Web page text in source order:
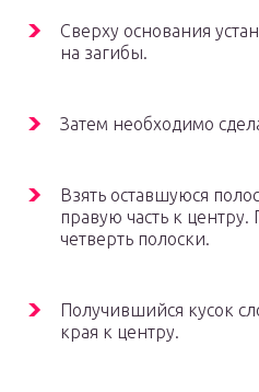
Сверху основания
на загибы.
Затем необходимо
Взять оставшуюся
правую часть к центру.
четверть полоски.
Получившийся кусок
края к центру.